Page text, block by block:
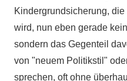
Kindergrundsicherung,
wird, nun eben gerade
sondern das Gegenteil
von "neuem Politikstil"
sprechen, oft ohne